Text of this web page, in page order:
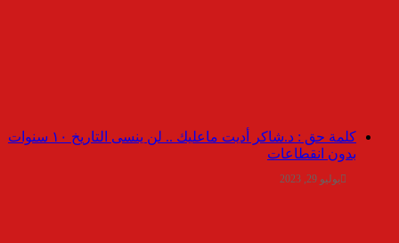
كلمة حق : د.شاكر أديت ماعليك .. لن ينسى التاريخ ١٠ سنوات
بدون انقطاعات
يوليو 29, 2023